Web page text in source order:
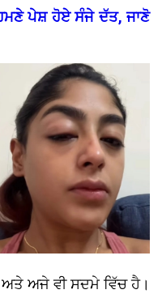
ਪੇਸ਼ ਹੋਏ ਸੰਜੇ ਦੱਤ, ਜਾਣੋ
ਅਤੇ ਅਜੇ ਵੀ ਸਦਮੇ ਵਿੱਚ ਹੈ।